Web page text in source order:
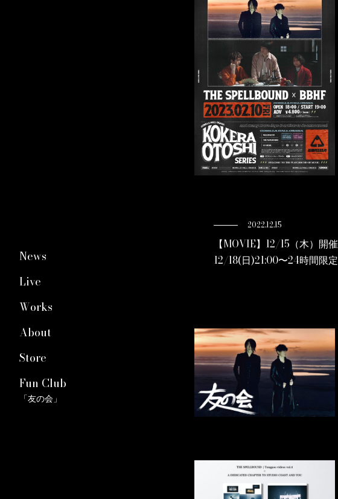
News
Live
Works
About
Store
Fun Club
「友の会」
2022.12.15
【MOVIE】12/15（木）開
12/18(日)21:00〜24時間限